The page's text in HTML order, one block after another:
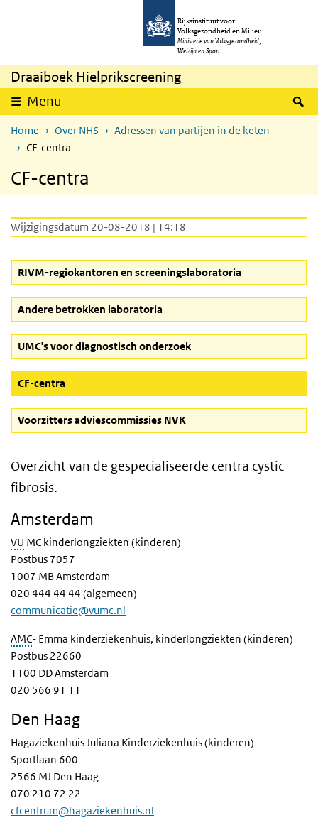
Overslaan en naar de inhoud gaan
Rijksinstituut voor
Volksgezondheid en Milieu
Ministerie van Volksgezondheid,
Welzijn en Sport
Draaiboek Hielprikscreening
Menu
Home Over NHS
Adressen van partijen in de keten
CF-centra
CF-centra
Wijzigingsdatum 20-08-2018 | 14:18
RIVM-regiokantoren en screeningslaboratoria
Andere betrokken laboratoria
UMC's voor diagnostisch onderzoek
CF-centra(Actieve knop)
Voorzitters adviescommissies NVK
Overzicht van de gespecialiseerde centra cystic
fibrosis.
Amsterdam
VU MC kinderlongziekten (kinderen)
Postbus 7057
1007 MB Amsterdam
020 444 44 44 (algemeen)
communicatie@vumc.nl
AMC- Emma kinderziekenhuis, kinderlongziekten (kinderen)
Postbus 22660
1100 DD Amsterdam
020 566 91 11
Den Haag
Hagaziekenhuis Juliana Kinderziekenhuis (kinderen)
Sportlaan 600
2566 MJ Den Haag
070 210 72 22
cfcentrum@hagaziekenhuis.nl